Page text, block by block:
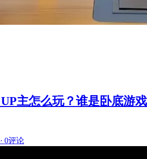
UP主怎么玩？谁是卧底游
· 0评论